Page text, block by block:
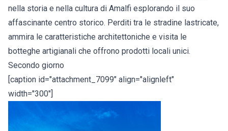
nella storia e nella cultura di Amalfi esplorando il suo
affascinante centro storico. Perditi tra le stradine lastricate,
ammira le caratteristiche architettoniche e visita le
botteghe artigianali che offrono prodotti locali unici.
Secondo giorno
[caption id="attachment_7099" align="alignleft"
width="300"]